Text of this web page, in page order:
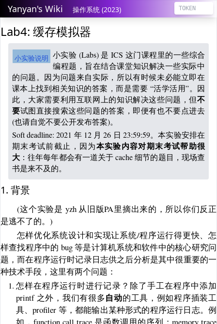
Yanyan's Wiki 操作系统 (2023)
Lab4: 缓存模拟器
小实验说明 小实验 (Labs) 是 ICS 这门课程里的一些综合
编程题，旨在结合课堂知识解决一些实际中
的问题。因为问题来自实际，所以有时候未必能立即在
课本上找到相关知识的答案，而是需要 “活学活用”。因
此，大家需要利用互联网上的知识解决这些问题，但不
要试图直接搜索这些问题的答案，即便有也不要点进去
(也请自觉不要公开发布答案)。
Soft deadline: 2021 年 12 月 26 日 23:59:59。本实验安排在
期末考试前截止，因为本实验内容对期末考试帮助很
大 ：往年每年都会有一道关于 cache 细节的题目，现场查
书是来不及的。
1. 背景
(这个实验是 yzh 从旧版PA里摘出来的，所以你们反正
是逃不了的。)
怎样优化系统设计和实现让系统/程序运行得更快、怎
样查找程序中的 bug 等是计算机系统和软件中的核心研究问
题，而在程序运行时记录日志供之后分析是其中很重要的一
种技术手段，这里有两个问题：
怎样在程序运行时进行记录？除了手工在程序中添加
printf 之外，我们有很多自动的工具，例如程序插装工
具、profiler 等，都能输出某种形式的程序运行日志。例